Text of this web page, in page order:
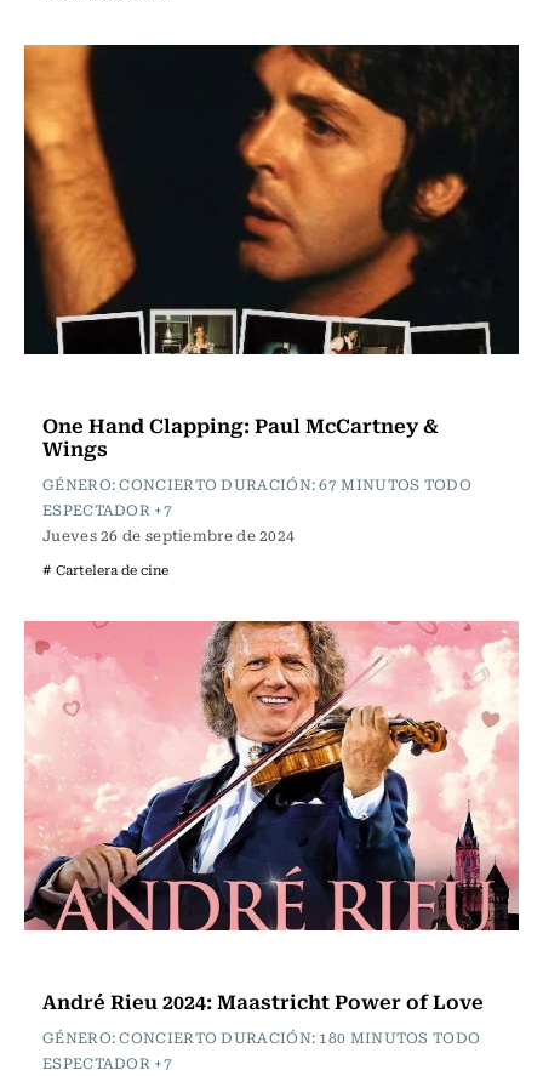
One Hand Clapping: Paul McCartney &
Wings
GÉNERO: CONCIERTO DURACIÓN: 67 MINUTOS TODO
ESPECTADOR +7
Jueves 26 de septiembre de 2024
# Cartelera de cine
André Rieu 2024: Maastricht Power of Love
GÉNERO: CONCIERTO DURACIÓN: 180 MINUTOS TODO
ESPECTADOR +7